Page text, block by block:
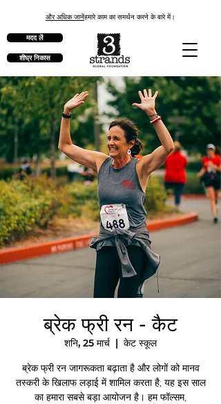
और अधिक जानेंहमारे काम का समर्थन करने के बारे में।
मदद लें
शीघ्र निकास
ब्रेक फ्री रन - कैट
शनि, 25 मार्च
  |
केट स्कूल
ब्रेक फ्री रन जागरूकता बढ़ाता है और लोगों को मानव
तस्करी के खिलाफ लड़ाई में शामिल करता है; यह इस साल
का हमारा सबसे बड़ा आयोजन है। हम फॉल्सम,